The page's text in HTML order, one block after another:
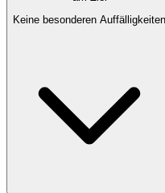
Keine besonderen Auffälligkeiten